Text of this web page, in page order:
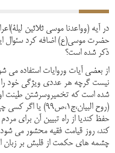
حضرت موسی(ع) اضافه کرد
ذکر شده است؟
از بعضی آیات وروایات استفاده
نیست گرچه هر عددی ویژگی خود را
شده است که تخمیروسرشتن طینت
(روح
حفظ کندیا از راه تبیین آن برای
کند، روز قیامت فقیه محشور می
چشمه های حکمت از قلبش بر زبان